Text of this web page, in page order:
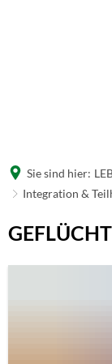
Sie sind hier:
Integration &
Geflüchtete
Menschen